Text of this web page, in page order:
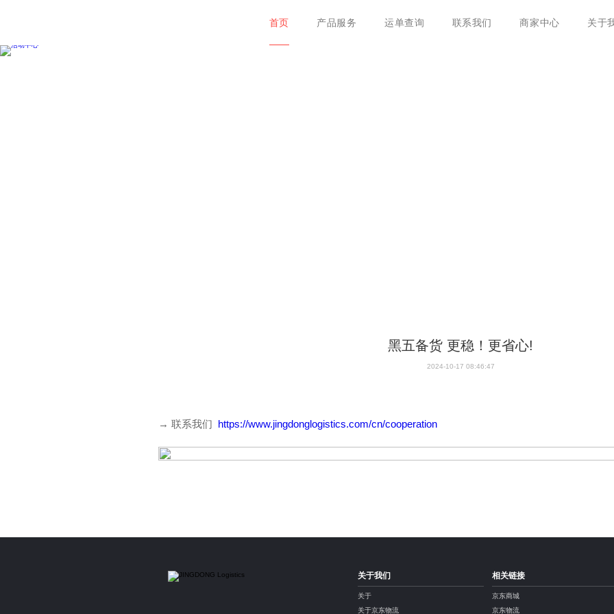
首页 产品服务 运单查询 联系我们 商家中心 关于
黑五备货 更稳！更省心!
2024-10-17 08:46:47
→ 联系我们 https://www.jingdonglogistics.com/cn/cooperation
关于我们
关于
关于京东物流
相关链接
京东商城
京东物流